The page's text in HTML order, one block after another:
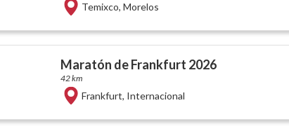
Temixco, Morelos
Maratón de Frankfurt 2026
42 km
Frankfurt, Internacional